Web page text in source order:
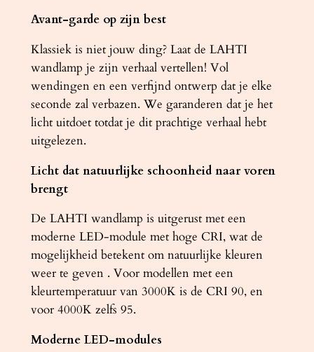
0
K
a
a
n
t
a
Avant-garde op zijn best
Klassiek is niet jouw ding? Laat de LAHTI
wandlamp je zijn verhaal vertellen! Vol
wendingen en een verfijnd ontwerp dat je elke
seconde zal verbazen. We garanderen dat je het
licht uitdoet totdat je dit prachtige verhaal hebt
uitgelezen.
Licht dat natuurlijke schoonheid naar voren
brengt
De LAHTI wandlamp is uitgerust met een
moderne LED-module met hoge CRI, wat de
mogelijkheid betekent om natuurlijke kleuren
weer te geven . Voor modellen met een
kleurtemperatuur van 3000K is de CRI 90, en
voor 4000K zelfs 95.
Moderne LED-modules